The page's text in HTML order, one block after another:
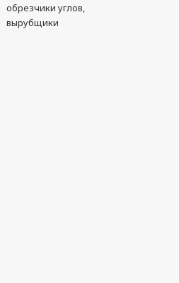
обрезчики углов,
вырубщики